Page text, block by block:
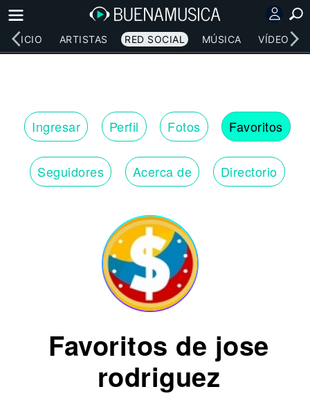
INICIO ARTISTAS RED SOCIAL MÚSICA VÍDEOS
Ingresar Perfil Fotos Favoritos
Seguidores Acerca de Directorio
Favoritos de jose
rodriguez